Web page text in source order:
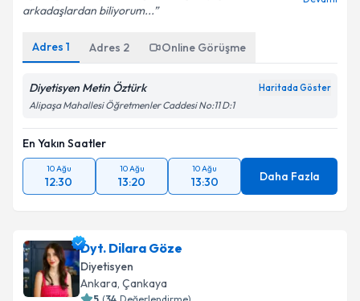
arkadaşlardan biliyorum...
Adres 1 Adres 2 Online Görüşme
Diyetisyen Metin Öztürk Haritada Göster
Alipaşa Mahallesi Öğretmenler Caddesi No:11 D:1
En Yakın Saatler
10 Ağu
12:30
10 Ağu
13:20
10 Ağu
13:30 Daha Fazla
Dyt. Dilara Göze
Diyetisyen
Ankara, Çankaya